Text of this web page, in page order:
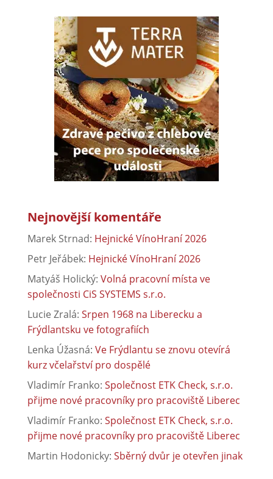
Nejnovější komentáře
Marek Strnad: Hejnické VínoHraní 2026
Petr Jeřábek: Hejnické VínoHraní 2026
Matyáš Holický: Volná pracovní místa ve
společnosti CiS SYSTEMS s.r.o.
Lucie Zralá: Srpen 1968 na Liberecku a
Frýdlantsku ve fotografiích
Lenka Úžasná: Ve Frýdlantu se znovu otevírá
kurz včelařství pro dospělé
Vladimír Franko: Společnost ETK Check, s.r.o.
přijme nové pracovníky pro pracoviště Liberec
Vladimír Franko: Společnost ETK Check, s.r.o.
přijme nové pracovníky pro pracoviště Liberec
Martin Hodonicky: Sběrný dvůr je otevřen jinak